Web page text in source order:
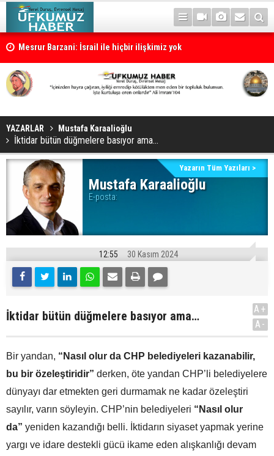
Mesrur Barzani: İsrail ile hiçbir ilişkimiz yok
YAZARLAR Mustafa Karaalioğlu
İktidar bütün düğmelere basıyor ama…
Mustafa Karaalioğlu
E-posta:
Yazarın Tüm Yazıları >
12:55 30 Kasım 2024
İktidar bütün düğmelere basıyor ama…
A+
A-
Bir yandan, “Nasıl olur da CHP belediyeleri kazanabilir,
bu bir özeleştiridir” derken, öte yandan CHP’li belediyelere
dünyayı dar etmekten geri durmamak ne kadar özeleştiri
sayılır, varın söyleyin. CHP’nin belediyeleri “Nasıl olur
da” yeniden kazandığı belli. İktidarın siyaset yapmak yerine
yargı ve idare destekli gücü ikame eden alışkanlığı devam